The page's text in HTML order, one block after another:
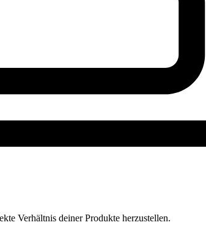
Verhältnis deiner Produkte herzustellen.